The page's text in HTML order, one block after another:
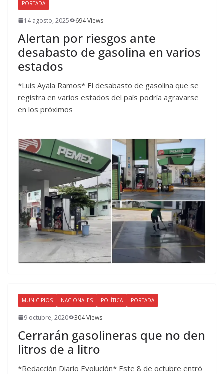
PORTADA
14 agosto, 2025 694 Views
Alertan por riesgos ante
desabasto de gasolina en varios
estados
*Luis Ayala Ramos* El desabasto de gasolina que se
registra en varios estados del país podría agravarse
en los próximos
MUNICIPIOS NACIONALES POLÍTICA PORTADA
9 octubre, 2020 304 Views
Cerrarán gasolineras que no den
litros de a litro
*Redacción Diario Evolución* Este 8 de octubre entró